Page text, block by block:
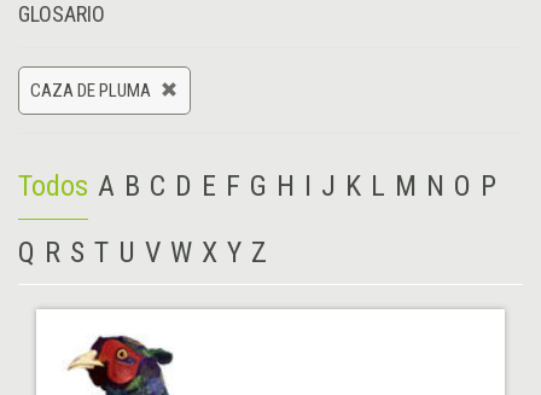
GLOSARIO
CAZA DE PLUMA
Todos A B C D E F G H I J K L M N O P
Q R S T U V W X Y Z